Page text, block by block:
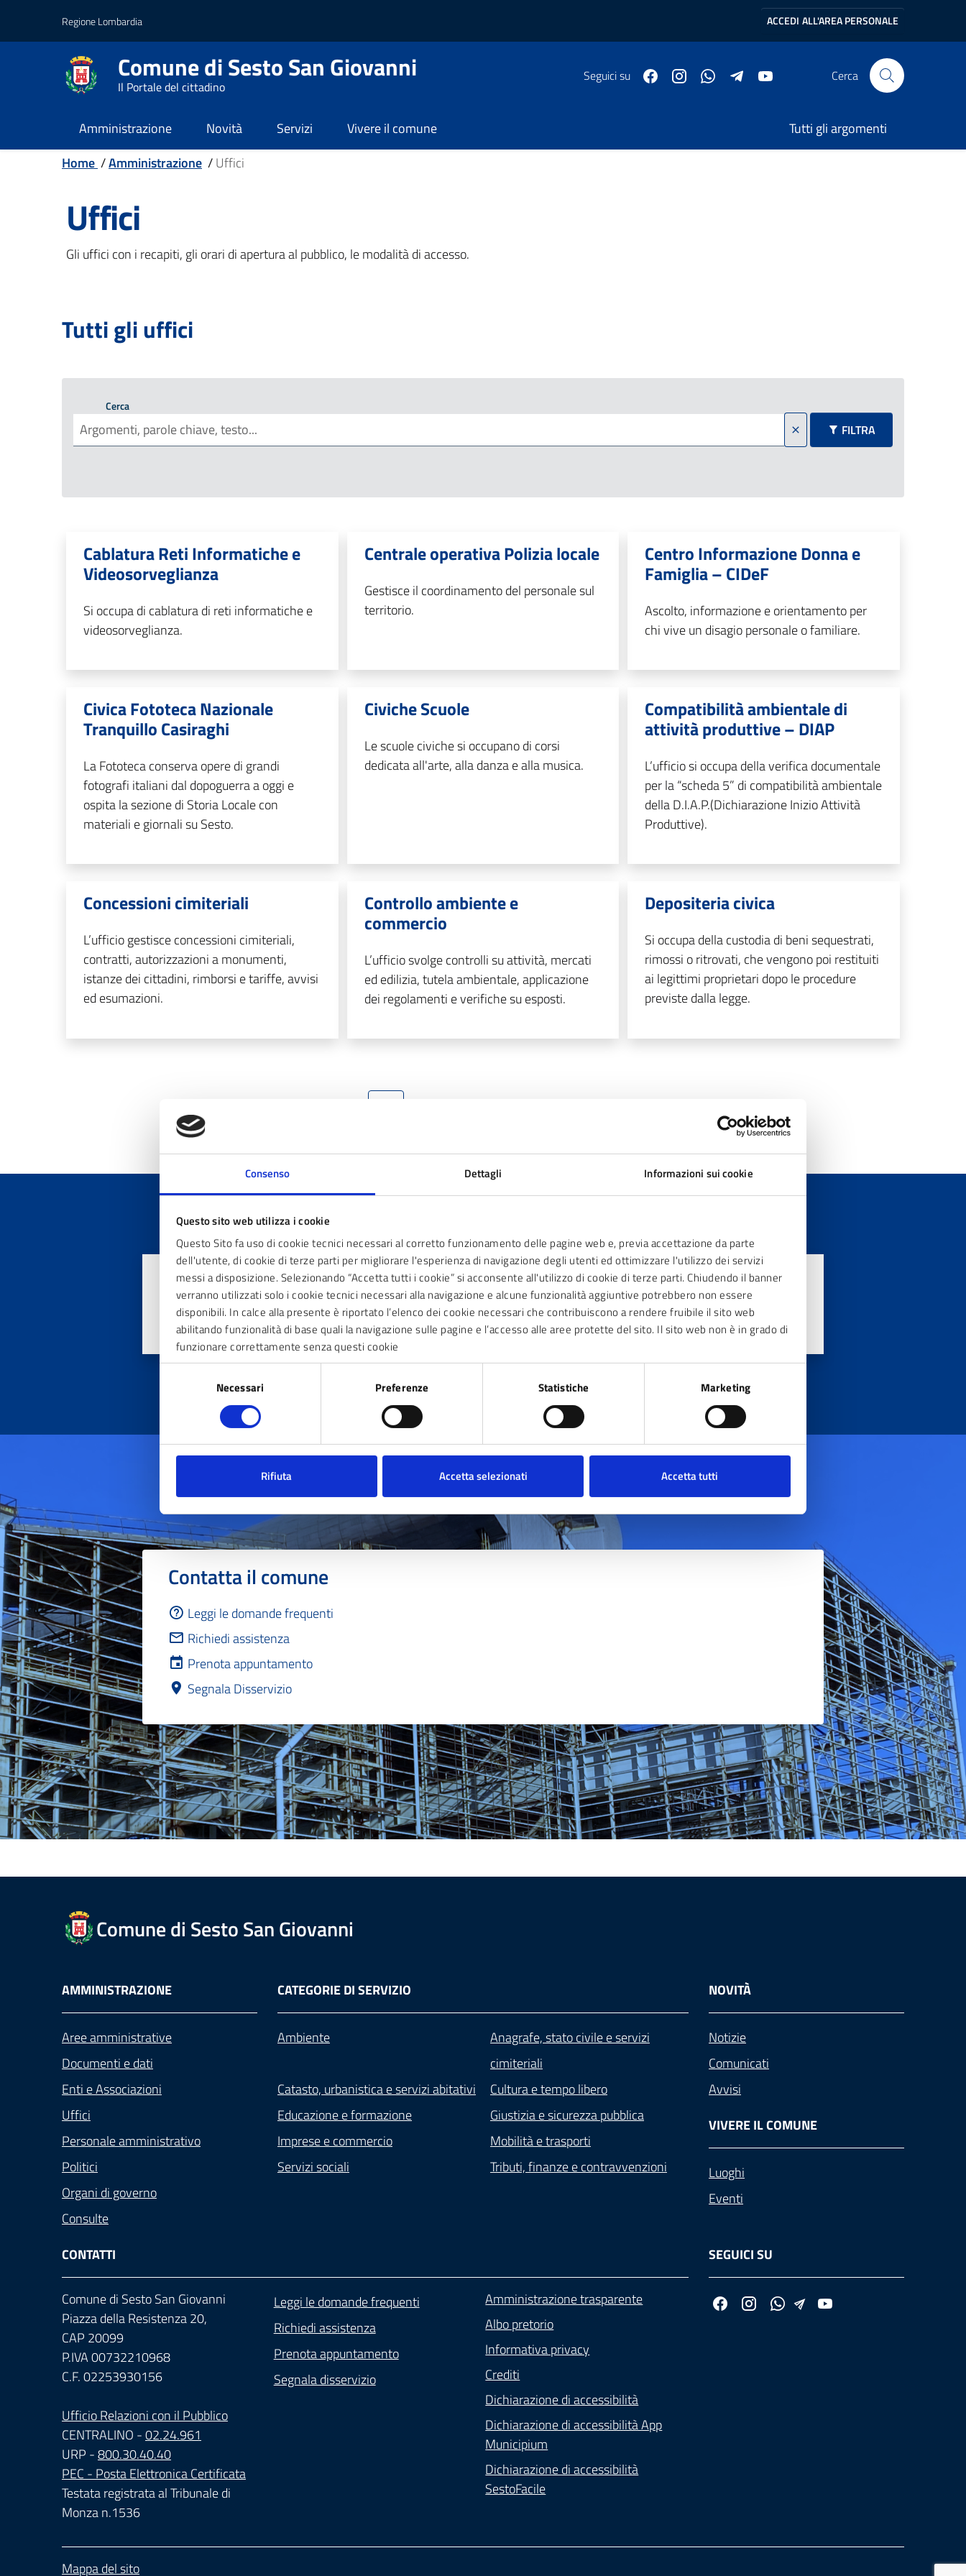
Consenso Dettagli Informazioni sui cookie
Questo sito web utilizza i cookie
Questo Sito fa uso di cookie tecnici necessari al corretto funzionamento delle pagine web e, previa accettazione da parte
dell'utente, di cookie di terze parti per migliorare l'esperienza di navigazione degli utenti ed ottimizzare l'utilizzo dei servizi
messi a disposizione. Selezionando “Accetta tutti i cookie” si acconsente all'utilizzo di cookie di terze parti. Chiudendo il banner
verranno utilizzati solo i cookie tecnici necessari alla navigazione e alcune funzionalità aggiuntive potrebbero non essere
disponibili. In calce alla presente è riportato l’elenco dei cookie necessari che contribuiscono a rendere fruibile il sito web
abilitando funzionalità di base quali la navigazione sulle pagine e l’accesso alle aree protette del sito. Il sito web non è in grado di
funzionare correttamente senza questi cookie
Necessari Preferenze Statistiche Marketing
Rifiuta Accetta selezionati Accetta tutti
Vai al contenuto principale
Vai al footerRegione Lombardia ACCEDI ALL'AREA PERSONALE
Comune di Sesto San Giovanni
Il Portale del cittadino
Seguici su Cerca
Amministrazione Novità Servizi Vivere il comune
Tutti gli argomenti
Home /Amministrazione /Uffici
Uffici
Gli uffici con i recapiti, gli orari di apertura al pubblico, le modalità di accesso.
Tutti gli uffici
Cerca
FILTRA
Cablatura Reti Informatiche e
Videosorveglianza
Si occupa di cablatura di reti informatiche e
videosorveglianza.
Centrale operativa Polizia locale
Gestisce il coordinamento del personale sul
territorio.
Centro Informazione Donna e
Famiglia – CIDeF
Ascolto, informazione e orientamento per
chi vive un disagio personale o familiare.
Civica Fototeca Nazionale
Tranquillo Casiraghi
La Fototeca conserva opere di grandi
fotografi italiani dal dopoguerra a oggi e
ospita la sezione di Storia Locale con
materiali e giornali su Sesto.
Civiche Scuole
Le scuole civiche si occupano di corsi
dedicata all'arte, alla danza e alla musica.
Compatibilità ambientale di
attività produttive – DIAP
L’ufficio si occupa della verifica documentale
per la “scheda 5” di compatibilità ambientale
della D.I.A.P.(Dichiarazione Inizio Attività
Produttive).
Concessioni cimiteriali
L’ufficio gestisce concessioni cimiteriali,
contratti, autorizzazioni a monumenti,
istanze dei cittadini, rimborsi e tariffe, avvisi
ed esumazioni.
Controllo ambiente e
commercio
L’ufficio svolge controlli su attività, mercati
ed edilizia, tutela ambientale, applicazione
dei regolamenti e verifiche su esposti.
Depositeria civica
Si occupa della custodia di beni sequestrati,
rimossi o ritrovati, che vengono poi restituiti
ai legittimi proprietari dopo le procedure
previste dalla legge.
Quanto sono chiare le informazioni su questa pagina?
Contatta il comune
Leggi le domande frequenti
Richiedi assistenza
Prenota appuntamento
Segnala Disservizio
Comune di Sesto San Giovanni
AMMINISTRAZIONE
Aree amministrative
Documenti e dati
Enti e Associazioni
Uffici
Personale amministrativo
Politici
Organi di governo
Consulte
CATEGORIE DI SERVIZIO
Ambiente
Anagrafe, stato civile e servizi
cimiteriali
Catasto, urbanistica e servizi abitativi
Cultura e tempo libero
Educazione e formazione
Giustizia e sicurezza pubblica
Imprese e commercio
Mobilità e trasporti
Servizi sociali
Tributi, finanze e contravvenzioni
NOVITÀ
Notizie
Comunicati
Avvisi
VIVERE IL COMUNE
Luoghi
Eventi
CONTATTI
Comune di Sesto San Giovanni
Piazza della Resistenza 20,
CAP 20099
P.IVA 00732210968
C.F. 02253930156
Ufficio Relazioni con il Pubblico
CENTRALINO -02.24.961
URP -800.30.40.40
PEC - Posta Elettronica Certificata
Testata registrata al Tribunale di
Monza n.1536
Leggi le domande frequenti
Richiedi assistenza
Prenota appuntamento
Segnala disservizio
Amministrazione trasparente
Albo pretorio
Informativa privacy
Crediti
Dichiarazione di accessibilità
Dichiarazione di accessibilità App
Municipium
Dichiarazione di accessibilità
SestoFacile
SEGUICI SU
Mappa del sito